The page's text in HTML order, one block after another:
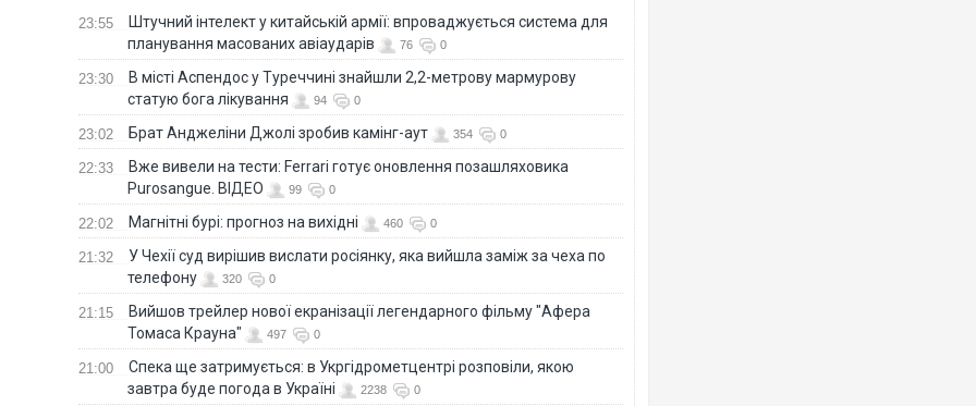
23:55
Штучний інтелект у китайській армії: впроваджується система для
планування масованих авіаударів
76 0
23:30
В місті Аспендос у Туреччині знайшли 2,2-метрову мармурову
статую бога лікування
94 0
23:02 Брат Анджеліни Джолі зробив камінг-аут 354 0
22:33
Вже вивели на тести: Ferrari готує оновлення позашляховика
Purosangue. ВІДЕО
99 0
22:02 Магнітні бурі: прогноз на вихідні 460 0
21:32
У Чехії суд вирішив вислати росіянку, яка вийшла заміж за чеха по
телефону
320 0
21:15
Вийшов трейлер нової екранізації легендарного фільму "Афера
Томаса Крауна"
497 0
21:00
Спека ще затримується: в Укргідрометцентрі розповіли, якою
завтра буде погода в Україні
2238 0